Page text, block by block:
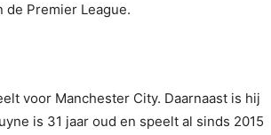
de Premier League.
voor Manchester City. Daarnaast is hij
is 31 jaar oud en speelt al sinds 2015